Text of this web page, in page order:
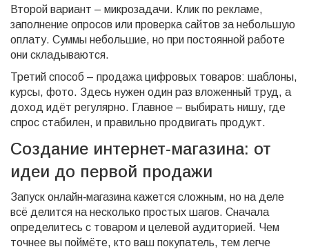
Второй вариант – микрозадачи. Клик по рекламе,
заполнение опросов или проверка сайтов за небольшую
оплату. Суммы небольшие, но при постоянной работе
они складываются.
Третий способ – продажа цифровых товаров: шаблоны,
курсы, фото. Здесь нужен один раз вложенный труд, а
доход идёт регулярно. Главное – выбирать нишу, где
спрос стабилен, и правильно продвигать продукт.
Создание интернет‑магазина: от
идеи до первой продажи
Запуск онлайн‑магазина кажется сложным, но на деле
всё делится на несколько простых шагов. Сначала
определитесь с товаром и целевой аудиторией. Чем
точнее вы поймёте, кто ваш покупатель, тем легче